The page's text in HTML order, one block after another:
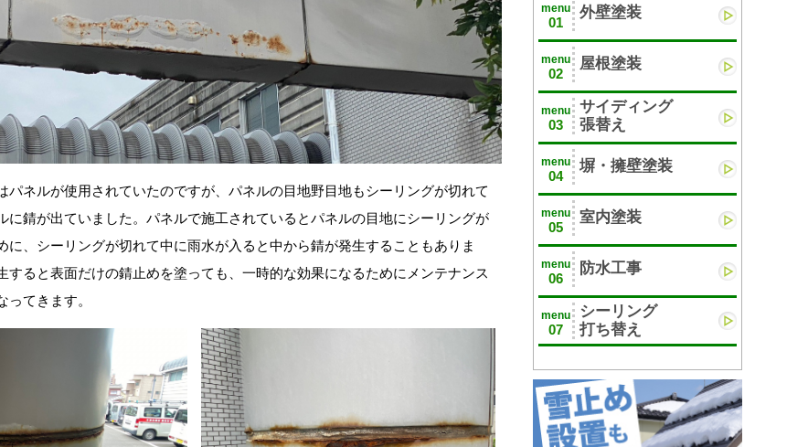
パネルが使用されていたのですが、パネルの目地野目地もシーリングが切れて
に錆が出ていました。パネルで施工されているとパネルの目地にシーリングが
に、シーリングが切れて中に雨水が入ると中から錆が発生することもありま
すると表面だけの錆止めを塗っても、一時的な効果になるためにメンテナンス
ってきます。
menu
01
外壁塗装
menu
02
屋根塗装
menu
03
サイディング
張替え
menu
04
塀・擁壁塗装
menu
05
室内塗装
menu
06
防水工事
menu
07
シーリング
打ち替え